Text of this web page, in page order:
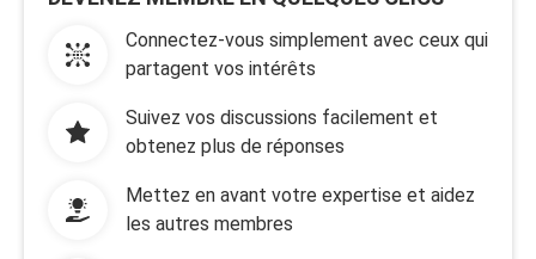
Connectez-vous simplement avec ceux qui
partagent vos intérêts
Suivez vos discussions facilement et
obtenez plus de réponses
Mettez en avant votre expertise et aidez
les autres membres